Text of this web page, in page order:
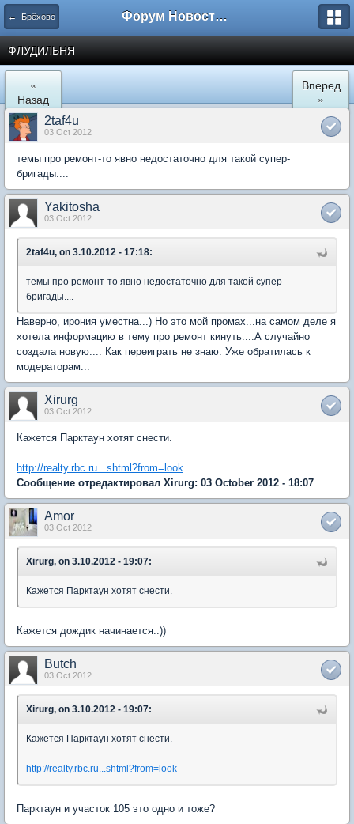
← Брёхово Форум Новостройки
ФЛУДИЛЬНЯ
«
Назад
Вперед
»
2taf4u
03 Oct 2012
темы про ремонт-то явно недостаточно для такой супер-
бригады....
Yakitosha
03 Oct 2012
2taf4u, on 3.10.2012 - 17:18:
темы про ремонт-то явно недостаточно для такой супер-
бригады....
Наверно, ирония уместна...) Но это мой промах...на самом деле я
хотела информацию в тему про ремонт кинуть....А случайно
создала новую.... Как переиграть не знаю. Уже обратилась к
модераторам...
Xirurg
03 Oct 2012
Кажется Парктаун хотят снести.
http://realty.rbc.ru...shtml?from=look
Сообщение отредактировал Xirurg: 03 October 2012 - 18:07
Amor
03 Oct 2012
Xirurg, on 3.10.2012 - 19:07:
Кажется Парктаун хотят снести.
Кажется дождик начинается..))
Butch
03 Oct 2012
Xirurg, on 3.10.2012 - 19:07:
Кажется Парктаун хотят снести.
http://realty.rbc.ru...shtml?from=look
Парктаун и участок 105 это одно и тоже?